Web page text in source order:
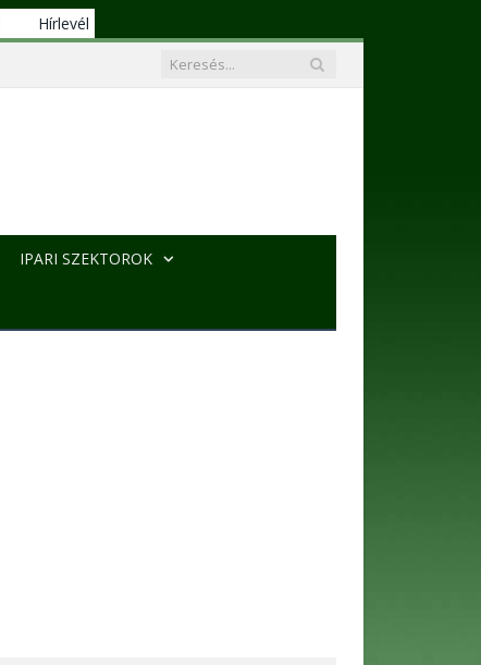
Hírlevél
IPARI SZEKTOROK